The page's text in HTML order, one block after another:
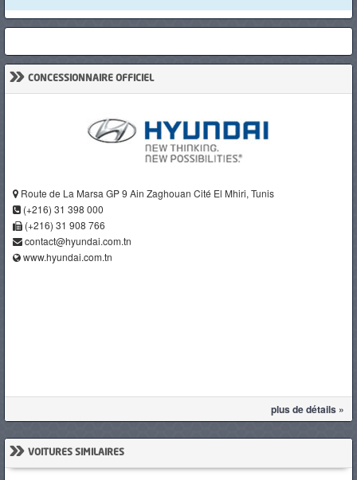
» CONCESSIONNAIRE OFFICIEL
Route de La Marsa GP 9 Ain Zaghouan Cité El Mhiri, Tunis
(+216) 31 398 000
(+216) 31 908 766
contact@hyundai.com.tn
www.hyundai.com.tn
plus de détails »
» VOITURES SIMILAIRES